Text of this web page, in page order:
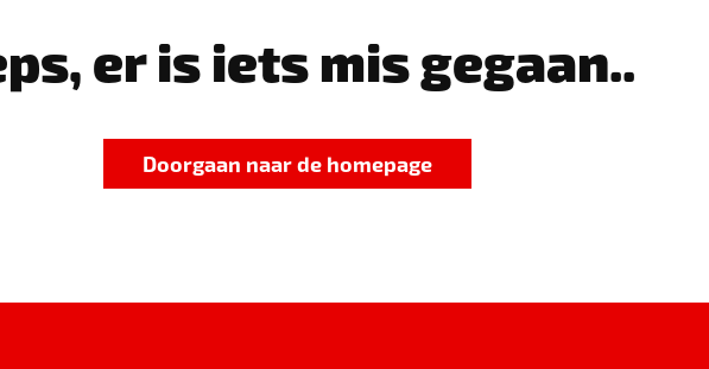
er is iets mis gegaan..
Doorgaan naar de homepage